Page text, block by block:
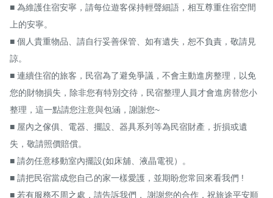
■ 為維護住宿安寧，請每位遊客保持輕聲細語，相互尊重住宿空間
上的安寧。
■ 個人貴重物品、請自行妥善保管、如有遺失，恕不負責，敬請見
諒。
■ ​連續住宿的旅客，民宿為了避免爭議，不會主動進房整理，以免
您的財物損失，除非您有特別交待，民宿整理人員才會進房替您小
整理，這一點請您注意與包涵，謝謝您~
■ 屋內之傢俱、電器、擺設、器具系列等為民宿財產，折損或遺
失，敬請照價賠償。
■ 請勿任意移動室內擺設(如床舖、液晶電視）。
■ 請把民宿當成您自己的家一樣愛護，並期盼您常回來看我們 !
■ 若有服務不周之處，請告訴我們， 謝謝您的合作，祝旅途平安順